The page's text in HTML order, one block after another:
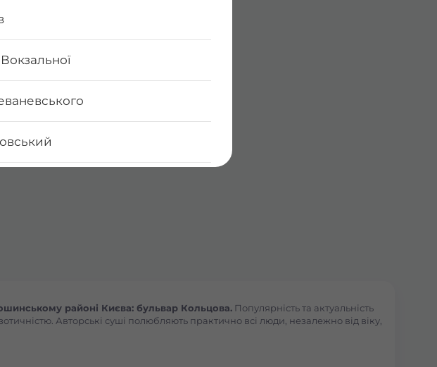
Масив
районі Києва: бульвар Кольцова. Популярність та актуальність
Авторські суші полюбляють практично всі люди, незалежно від віку,